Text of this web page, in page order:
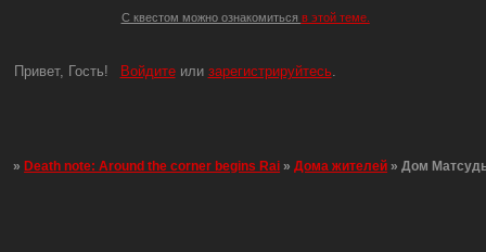
С квестом можно ознакомиться в этой теме.
Привет, Гость! Войдитеили зарегистрируйтесь.
»Death note: Around the corner begins Rai »Дома жителей »Дом